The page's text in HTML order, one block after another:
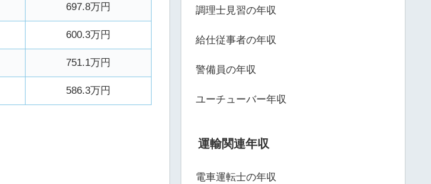
697.8万円
600.3万円
751.1万円
586.3万円
調理士見習の年収
給仕従事者の年収
警備員の年収
ユーチューバー年収
運輸関連年収
電車運転士の年収